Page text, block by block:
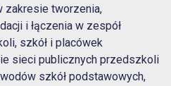
zakresie tworzenia,
i łączenia w zespół
szkół i placówek
sieci publicznych przedszkoli
szkół podstawowych,